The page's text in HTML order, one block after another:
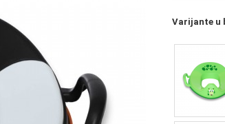
Varijante u